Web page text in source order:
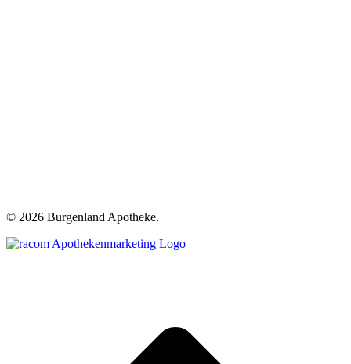
© 2026 Burgenland Apotheke.